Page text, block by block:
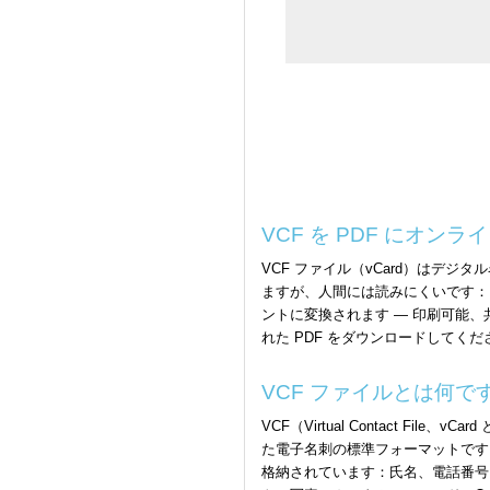
VCF を PDF にオンラ
VCF ファイル（vCard）はデジタ
ますが、人間には読みにくいです
ントに変換されます — 印刷可能、
れた PDF をダウンロードしてくだ
VCF ファイルとは何で
VCF（Virtual Contact File、vCard
た電子名刺の標準フォーマットで
格納されています：氏名、電話番